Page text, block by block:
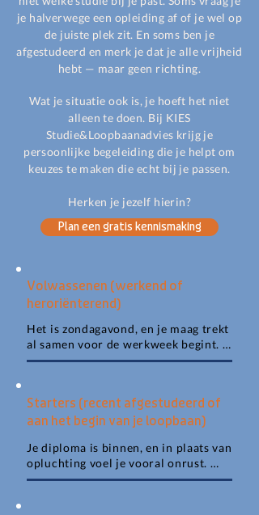
je halverwege een opleiding af of je wel op
de juiste plek zit. En soms ben je
afgestudeerd en merk je dat je alle vrijheid
hebt — maar geen richting.
Wat je situatie ook is, je hoeft het niet
alleen te doen. Bij KIES
Studie&Loopbaanadvies krijg je
persoonlijke begeleiding die je helpt om
keuzes te maken die echt bij je passen.
Herken je jezelf hierin?
Plan een gratis kennismaking
Volwassenen (werkend of
heroriënterend)
Het is zondagavond, en je maag trekt
al samen voor de werkweek begint.
Je zit niet slecht, en toch klopt het al
bent of de 50 voorbij: het is nooit te
laat om opnieuw te kiezen. Samen ga
bij wie je bent, zodat je weer met
plezier werkt.
Starters (recent afgestudeerd of
aan het begin van je loopbaan)
Je diploma is binnen, en in plaats van
opluchting voel je vooral onrust.
Solliciteren loopt stroef, want je